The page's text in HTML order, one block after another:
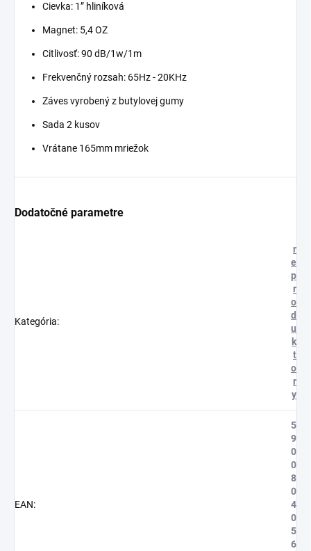
Cievka: 1” hliníková
Magnet: 5,4 OZ
Citlivosť: 90 dB/1w/1m
Frekvenčný rozsah: 65Hz - 20KHz
Záves vyrobený z butylovej gumy
Sada 2 kusov
Vrátane 165mm mriežok
Dodatočné parametre
Kategória:
r
e
p
r
o
d
u
k
t
o
r
y
EAN:
5
9
0
0
8
0
4
0
5
6